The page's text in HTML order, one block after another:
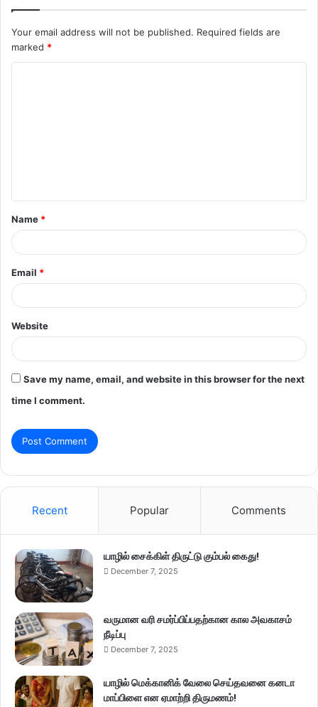
Your email address will not be published. Required fields are
marked *
t
*
Name *
Email *
Website
Save my name, email, and website in this browser for the next
time I comment.
Recent Popular Comments
யாழில் சைக்கிள் திருட்டு கும்பல் கைது!
December 7, 2025
வருமான வரி சமர்ப்பிப்பதற்கான கால அவகாசம்
நீடிப்பு
December 7, 2025
யாழில் மெக்கானிக் வேலை செய்தவனை கனடா
மாப்பிளை என ஏமாற்றி திருமணம்!